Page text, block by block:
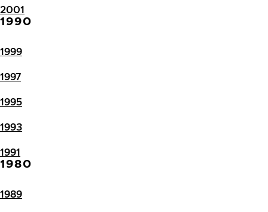
2001
1990
1999
1997
1995
1993
1991
1980
1989